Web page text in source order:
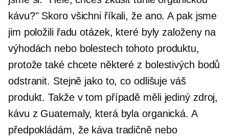
kávu?" Skoro všichni říkali, že ano. A pak jsme
jim položili řadu otázek, které byly založeny na
výhodách nebo bolestech tohoto produktu,
protože také chcete některé z bolestivých bodů
odstranit. Stejně jako to, co odlišuje váš
produkt. Takže v tom případě měli jediný zdroj,
kávu z Guatemaly, která byla organická. A
předpokládám, že káva tradičně nebo